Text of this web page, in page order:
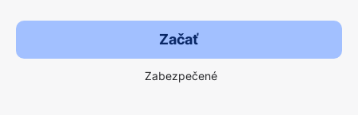
Začať
Zabezpečené